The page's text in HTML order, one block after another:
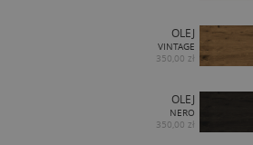
OLEJ
VINTAGE
350,00 zł
OLEJ
NERO
350,00 zł